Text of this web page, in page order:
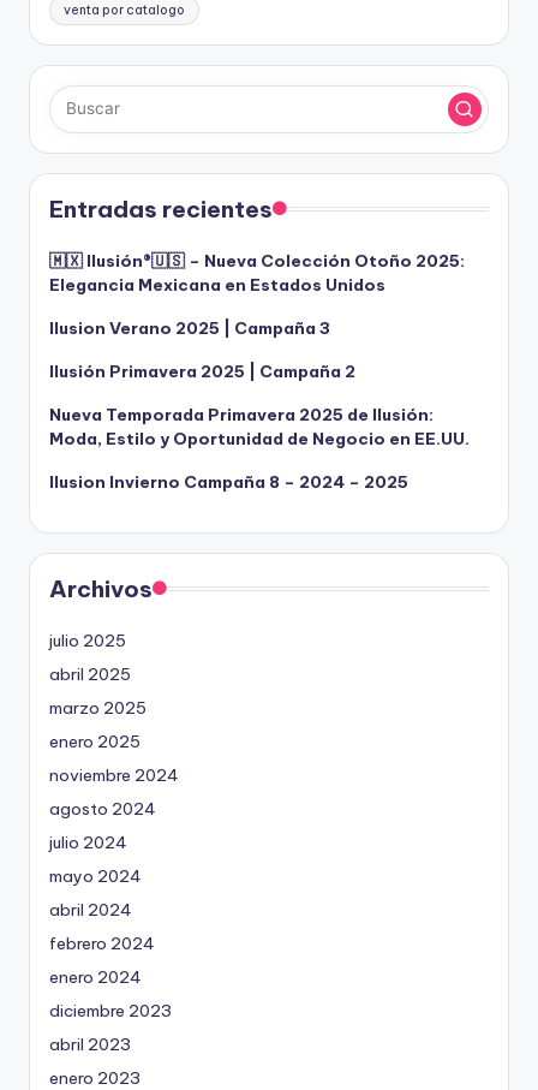
venta por catalogo
Entradas recientes
🇲🇽 Ilusión®️🇺🇸 – Nueva Colección Otoño 2025:
Elegancia Mexicana en Estados Unidos
Ilusion Verano 2025 | Campaña 3
Ilusión Primavera 2025 | Campaña 2
Nueva Temporada Primavera 2025 de Ilusión:
Moda, Estilo y Oportunidad de Negocio en EE.UU.
Ilusion Invierno Campaña 8 – 2024 – 2025
Archivos
julio 2025
abril 2025
marzo 2025
enero 2025
noviembre 2024
agosto 2024
julio 2024
mayo 2024
abril 2024
febrero 2024
enero 2024
diciembre 2023
abril 2023
enero 2023